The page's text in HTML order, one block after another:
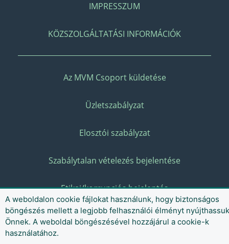
IMPRESSZUM
KÖZSZOLGÁLTATÁSI INFORMÁCIÓK
Az MVM Csoport küldetése
Üzletszabályzat
Elosztói szabályzat
Szabálytalan vételezés bejelentése
Etikai/korrupciós bejelentés
A weboldalon cookie fájlokat használunk, hogy biztonságos
böngészés mellett a legjobb felhasználói élményt nyújthassuk
Önnek. A weboldal böngészésével hozzájárul a cookie-k
használatához.